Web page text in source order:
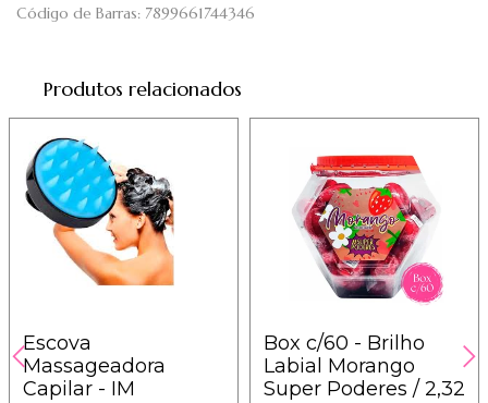
Código de Barras: 7899661744346
Produtos relacionados
Escova
Massageadora
Capilar - IM
Box c/60 - Brilho
Labial Morango
Super Poderes / 2,32